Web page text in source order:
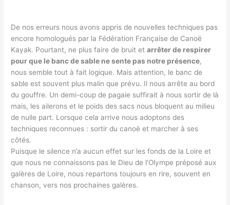
De nos erreurs nous avons appris de nouvelles techniques pas
encore homologués par la Fédération Française de Canoë
Kayak. Pourtant, ne plus faire de bruit etarrêter de respirer
pour que le banc de sable ne sente pas notre présence,
nous semble tout à fait logique. Mais attention, le banc de
sable est souvent plus malin que prévu. Il nous arrête au bord
du gouffre. Un demi-coup de pagaie suffirait à nous sortir de là
mais, les ailerons et le poids des sacs nous bloquent au milieu
de nulle part. Lorsque cela arrive nous adoptons des
techniques reconnues : sortir du canoë et marcher à ses
côtés.
Puisque le silence n’a aucun effet sur les fonds de la Loire et
que nous ne connaissons pas le Dieu de l’Olympe préposé aux
galères de Loire, nous repartons toujours en rire, souvent en
chanson, vers nos prochaines galères.